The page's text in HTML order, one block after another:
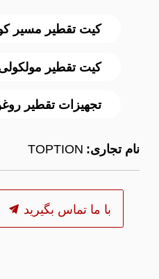
کیت تقطیر مسیر
کیت تقطیر
تجهیزات تقطیر
نام تجاری: TOPTION
با ما تماس بگیرید